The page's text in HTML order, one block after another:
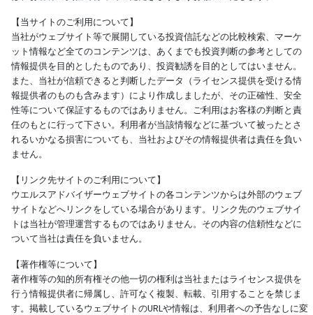
【当サイトのご利用について】
当社がウェブサイト等で展開している投資信託などの比較検索、マーケ
ット情報など全てのコンテンツは、あくまでも投資判断の参考としての
情報提供を目的としたものであり、投資勧誘を目的としてはいません。
また、当社が信頼できると判断したデータ（ライセンス提供を受ける情
報提供者のものも含みます）により作成しましたが、その正確性、安全
性等について保証するものではありません。ご利用はお客様の判断と責
任のもとに行って下さい。利用者が当該情報などに基づいて被ったとさ
れるいかなる損害についても、当社およびその情報提供者は責任を負い
ません。
【リンク先サイトのご利用について】
ウエルスアドバイザーウェブサイトの各コンテンツからは外部のウェブ
サイトなどへリンクをしている場合があります。リンク先のウェブサイ
トは当社が管理運営するものではありません。その内容の信頼性などに
ついて当社は責任を負いません。
【著作権等について】
著作権等の知的所有権その他一切の権利は当社またはライセンス提供を
行う情報提供者に帰属し、許可なく複製、転載、引用することを禁じま
す。掲載しているウェブサイトのURLや情報は、利用者への予告なしに変